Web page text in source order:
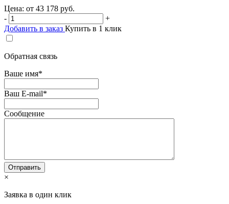
Цена: от 43 178 руб.
-
+
Добавить в заказ Купить в 1 клик
Обратная связь
Ваше имя*
Ваш E-mail*
Сообщение
×
Заявка в один клик